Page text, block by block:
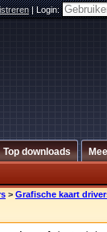
|Login:
Top downloads
> Grafische kaart